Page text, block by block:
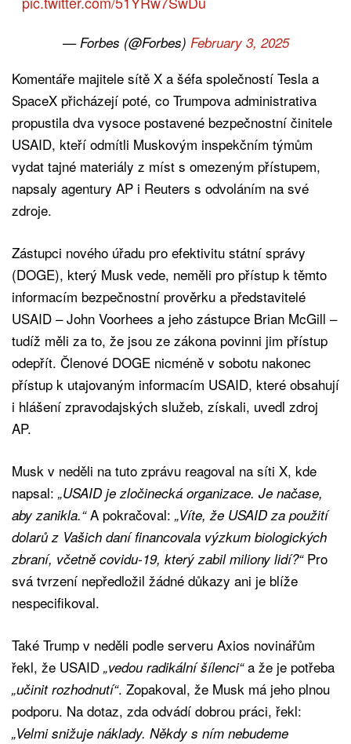
— Forbes (@Forbes) February 3, 2025
Komentáře majitele sítě X a šéfa společností Tesla a
SpaceX přicházejí poté, co Trumpova administrativa
propustila dva vysoce postavené bezpečnostní činitele
USAID, kteří odmítli Muskovým inspekčním týmům
vydat tajné materiály z míst s omezeným přístupem,
napsaly agentury AP i Reuters s odvoláním na své
zdroje.
Zástupci nového úřadu pro efektivitu státní správy
(DOGE), který Musk vede, neměli pro přístup k těmto
informacím bezpečnostní prověrku a představitelé
USAID – John Voorhees a jeho zástupce Brian McGill –
tudíž měli za to, že jsou ze zákona povinni jim přístup
odepřít. Členové DOGE nicméně v sobotu nakonec
přístup k utajovaným informacím USAID, které obsahují
i hlášení zpravodajských služeb, získali, uvedl zdroj
AP.
Musk v neděli na tuto zprávu reagoval na síti X, kde
napsal: „USAID je zločinecká organizace. Je načase,
aby zanikla.“A pokračoval: „Víte, že USAID za použití
dolarů z Vašich daní financovala výzkum biologických
zbraní, včetně covidu-19, který zabil miliony lidí?“Pro
svá tvrzení nepředložil žádné důkazy ani je blíže
nespecifikoval.
Také Trump v neděli podle serveru Axios novinářům
řekl, že USAID „vedou radikální šílenci“a že je potřeba
„učinit rozhodnutí“. Zopakoval, že Musk má jeho plnou
podporu. Na dotaz, zda odvádí dobrou práci, řekl:
„Velmi snižuje náklady. Někdy s ním nebudeme